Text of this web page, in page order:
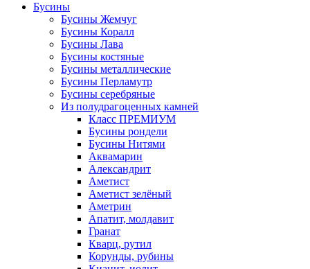
Бусины
Бусины Жемчуг
Бусины Коралл
Бусины Лава
Бусины костяные
Бусины металлические
Бусины Перламутр
Бусины серебряные
Из полудрагоценных камней
Класс ПРЕМИУМ
Бусины рондели
Бусины Нитями
Аквамарин
Александрит
Аметист
Аметист зелёный
Аметрин
Апатит, молдавит
Гранат
Кварц, рутил
Корунды, рубины